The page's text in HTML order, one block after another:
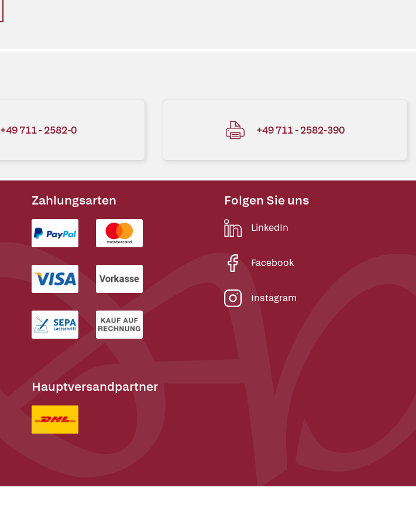
+49 711 - 2582-0 +49 711 - 2582-390
Zahlungsarten
Hauptversandpartner
Folgen Sie uns
LinkedIn
Facebook
Instagram